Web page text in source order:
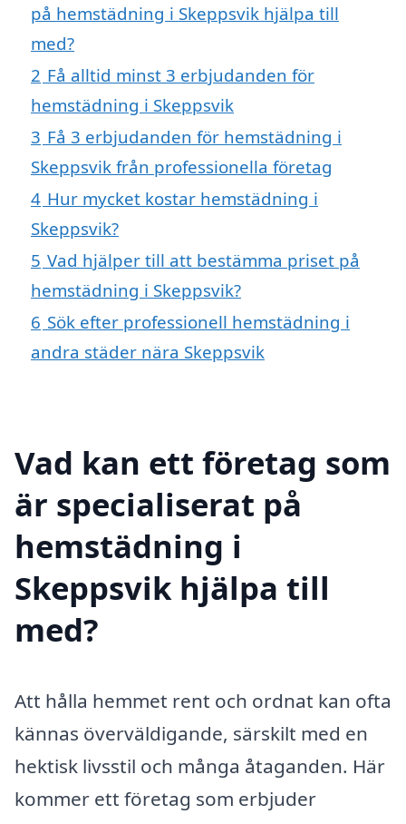
på hemstädning i Skeppsvik hjälpa till
med?
2 Få alltid minst 3 erbjudanden för
hemstädning i Skeppsvik
3 Få 3 erbjudanden för hemstädning i
Skeppsvik från professionella företag
4 Hur mycket kostar hemstädning i
Skeppsvik?
5 Vad hjälper till att bestämma priset på
hemstädning i Skeppsvik?
6 Sök efter professionell hemstädning i
andra städer nära Skeppsvik
Vad kan ett företag som
är specialiserat på
hemstädning i
Skeppsvik hjälpa till
med?
Att hålla hemmet rent och ordnat kan ofta
kännas överväldigande, särskilt med en
hektisk livsstil och många åtaganden. Här
kommer ett företag som erbjuder